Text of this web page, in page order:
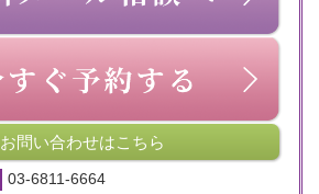
お問い合わせはこちら
03-6811-6664